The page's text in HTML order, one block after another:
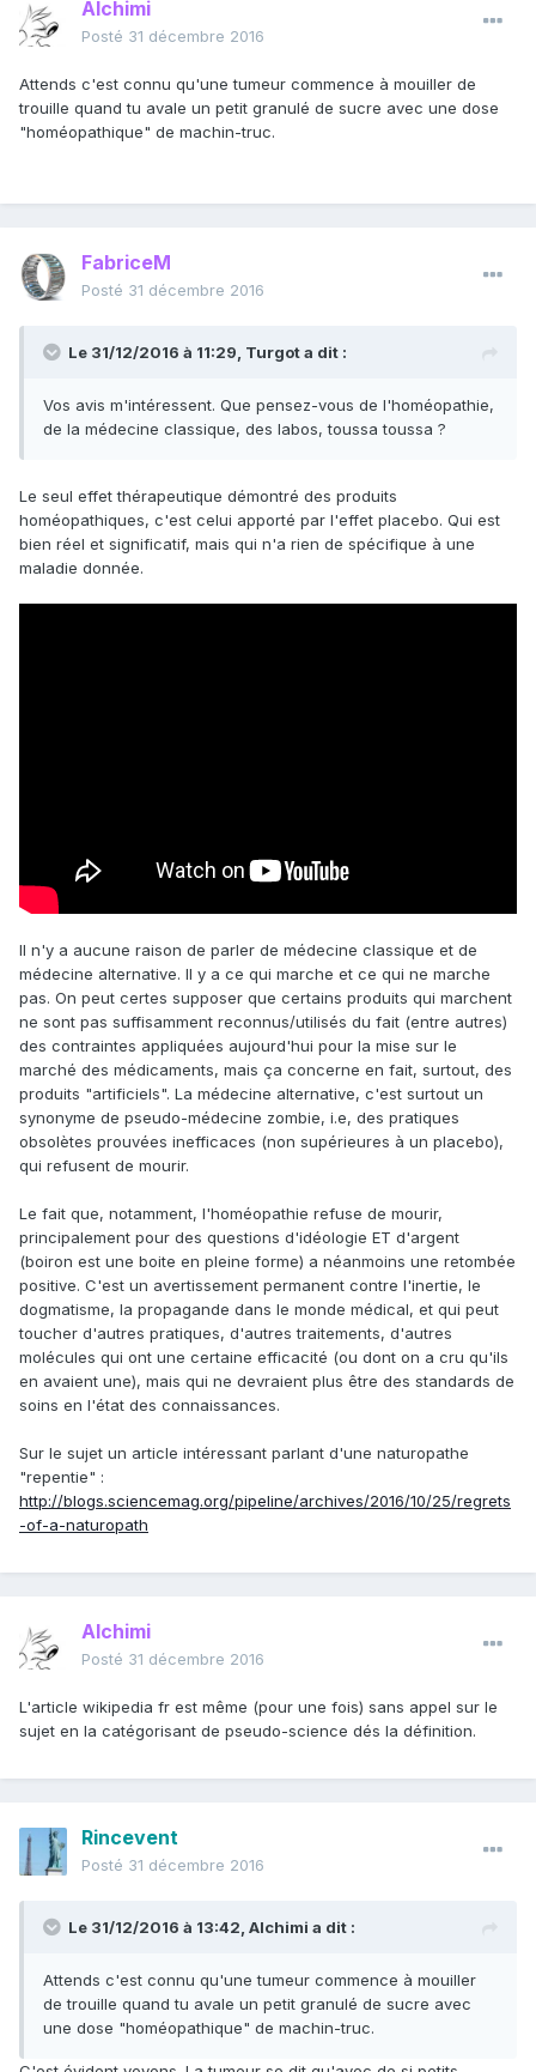
Alchimi
Posté 31 décembre 2016
Attends c'est connu qu'une tumeur commence à mouiller de
trouille quand tu avale un petit granulé de sucre avec une dose
"homéopathique" de machin-truc.
FabriceM
Posté 31 décembre 2016
Le 31/12/2016 à 11:29, Turgot a dit :
Vos avis m'intéressent. Que pensez-vous de l'homéopathie,
de la médecine classique, des labos, toussa toussa ?
Le seul effet thérapeutique démontré des produits
homéopathiques, c'est celui apporté par l'effet placebo. Qui est
bien réel et significatif, mais qui n'a rien de spécifique à une
maladie donnée.
Il n'y a aucune raison de parler de médecine classique et de
médecine alternative. Il y a ce qui marche et ce qui ne marche
pas. On peut certes supposer que certains produits qui marchent
ne sont pas suffisamment reconnus/utilisés du fait (entre autres)
des contraintes appliquées aujourd'hui pour la mise sur le
marché des médicaments, mais ça concerne en fait, surtout, des
produits "artificiels". La médecine alternative, c'est surtout un
synonyme de pseudo-médecine zombie, i.e, des pratiques
obsolètes prouvées inefficaces (non supérieures à un placebo),
qui refusent de mourir.
Le fait que, notamment, l'homéopathie refuse de mourir,
principalement pour des questions d'idéologie ET d'argent
(boiron est une boite en pleine forme) a néanmoins une retombée
positive. C'est un avertissement permanent contre l'inertie, le
dogmatisme, la propagande dans le monde médical, et qui peut
toucher d'autres pratiques, d'autres traitements, d'autres
molécules qui ont une certaine efficacité (ou dont on a cru qu'ils
en avaient une), mais qui ne devraient plus être des standards de
soins en l'état des connaissances.
Sur le sujet un article intéressant parlant d'une naturopathe
"repentie" :
http://blogs.sciencemag.org/pipeline/archives/2016/10/25/regrets
-of-a-naturopath
Alchimi
Posté 31 décembre 2016
L'article wikipedia fr est même (pour une fois) sans appel sur le
sujet en la catégorisant de pseudo-science dés la définition.
Rincevent
Posté 31 décembre 2016
Le 31/12/2016 à 13:42, Alchimi a dit :
Attends c'est connu qu'une tumeur commence à mouiller
de trouille quand tu avale un petit granulé de sucre avec
une dose "homéopathique" de machin-truc.